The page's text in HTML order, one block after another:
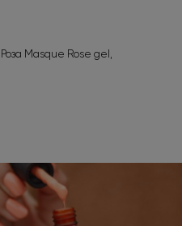
Masque Rose gel,